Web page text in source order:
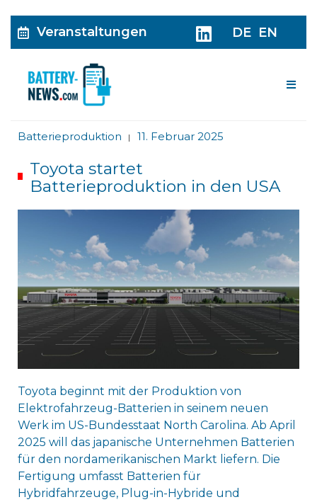
Veranstaltungen DE EN
Batterieproduktion | 11. Februar 2025
Toyota startet
Batterieproduktion in den USA
Toyota beginnt mit der Produktion von
Elektrofahrzeug-Batterien in seinem neuen
Werk im US-Bundesstaat North Carolina. Ab April
2025 will das japanische Unternehmen Batterien
für den nordamerikanischen Markt liefern. Die
Fertigung umfasst Batterien für
Hybridfahrzeuge, Plug-in-Hybride und